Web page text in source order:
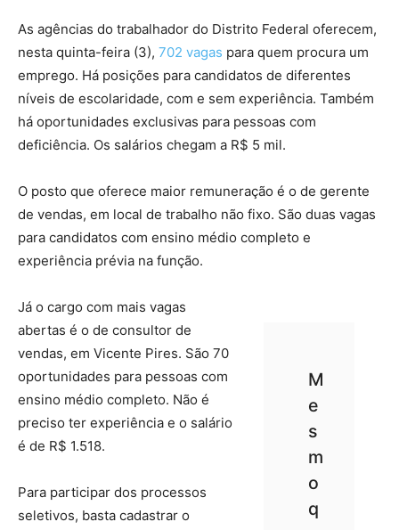
As agências do trabalhador do Distrito Federal oferecem,
nesta quinta-feira (3), 702 vagas para quem procura um
emprego. Há posições para candidatos de diferentes
níveis de escolaridade, com e sem experiência. Também
há oportunidades exclusivas para pessoas com
deficiência. Os salários chegam a R$ 5 mil.
O posto que oferece maior remuneração é o de gerente
de vendas, em local de trabalho não fixo. São duas vagas
para candidatos com ensino médio completo e
experiência prévia na função.
M
e
s
m
o
q
Já o cargo com mais vagas
abertas é o de consultor de
vendas, em Vicente Pires. São 70
oportunidades para pessoas com
ensino médio completo. Não é
preciso ter experiência e o salário
é de R$ 1.518.
Para participar dos processos
seletivos, basta cadastrar o